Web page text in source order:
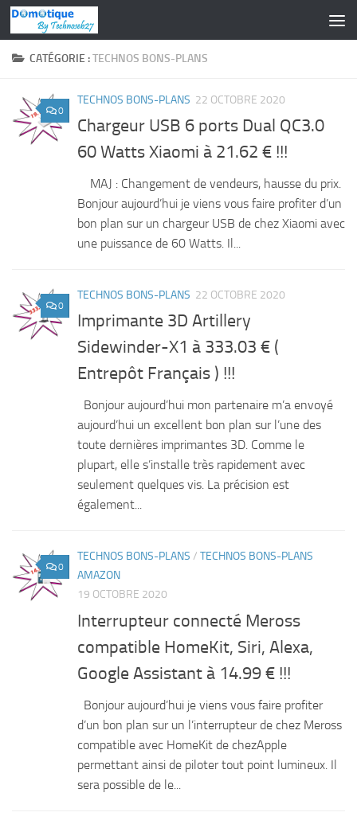
Skip to content
CATÉGORIE :TECHNOS BONS-PLANS
0
TECHNOS BONS-PLANS 22 OCTOBRE 2020
Chargeur USB 6 ports Dual QC3.0
60 Watts Xiaomi à 21.62 € !!!
MAJ : Changement de vendeurs, hausse du prix.
Bonjour aujourd’hui je viens vous faire profiter d’un
bon plan sur un chargeur USB de chez Xiaomi avec
une puissance de 60 Watts. Il...
0
TECHNOS BONS-PLANS 22 OCTOBRE 2020
Imprimante 3D Artillery
Sidewinder-X1 à 333.03 € (
Entrepôt Français ) !!!
Bonjour aujourd’hui mon partenaire m’a envoyé
aujourd’hui un excellent bon plan sur l’une des
toute dernières imprimantes 3D. Comme le
plupart, elle s’installe très rapidement avec
seulement quelques vis. La précision est
également...
0
TECHNOS BONS-PLANS / TECHNOS BONS-PLANS
AMAZON
19 OCTOBRE 2020
Interrupteur connecté Meross
compatible HomeKit, Siri, Alexa,
Google Assistant à 14.99 € !!!
Bonjour aujourd’hui je viens vous faire profiter
d’un bon plan sur un l’interrupteur de chez Meross
compatible avec HomeKit de chezApple
permettant ainsi de piloter tout point lumineux. Il
sera possible de le...